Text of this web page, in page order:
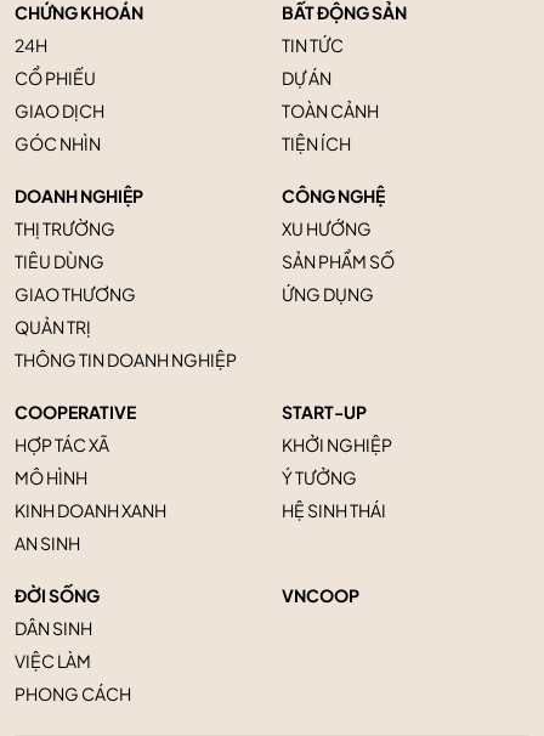
CHỨNG KHOÁN
24H
CỔ PHIẾU
GIAO DỊCH
GÓC NHÌN
BẤT ĐỘNG SẢN
TIN TỨC
DỰ ÁN
TOÀN CẢNH
TIỆN ÍCH
DOANH NGHIỆP
THỊ TRƯỜNG
TIÊU DÙNG
GIAO THƯƠNG
QUẢN TRỊ
THÔNG TIN DOANH NGHIỆP
CÔNG NGHỆ
XU HƯỚNG
SẢN PHẨM SỐ
ỨNG DỤNG
COOPERATIVE
HỢP TÁC XÃ
MÔ HÌNH
KINH DOANH XANH
AN SINH
START-UP
KHỞI NGHIỆP
Ý TƯỞNG
HỆ SINH THÁI
ĐỜI SỐNG
DÂN SINH
VIỆC LÀM
PHONG CÁCH
VNCOOP